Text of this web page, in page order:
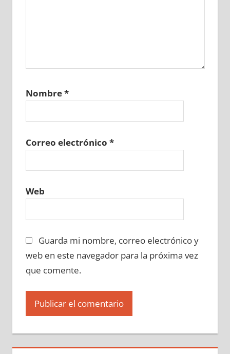
Nombre*
Correo electrónico *
Web
Guarda mi nombre, correo electrónico y
web en este navegador para la próxima vez
que comente.